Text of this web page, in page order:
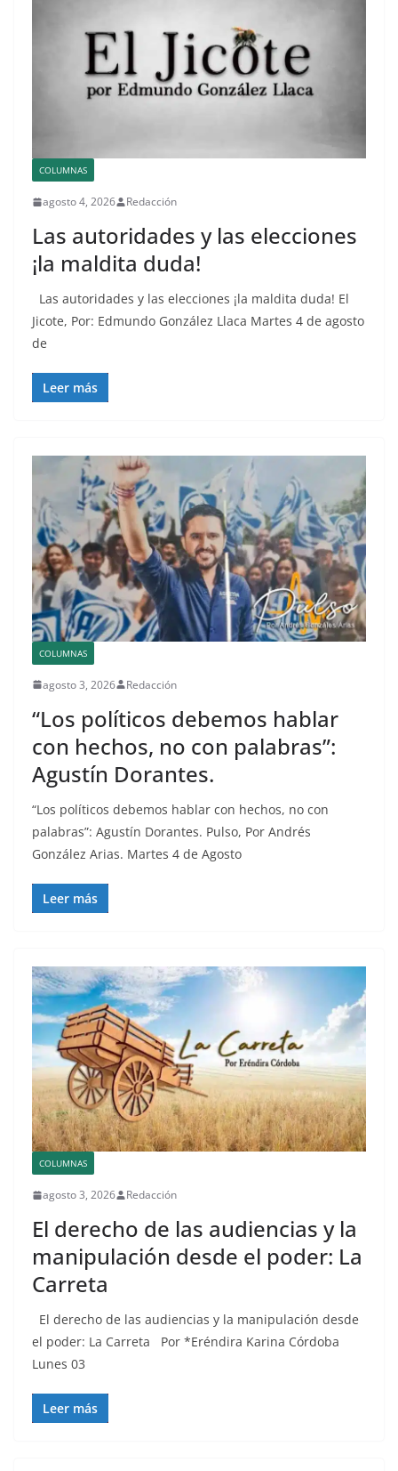
COLUMNAS
agosto 4, 2026 Redacción
Las autoridades y las elecciones
¡la maldita duda!
Las autoridades y las elecciones ¡la maldita duda! El
Jicote, Por: Edmundo González Llaca Martes 4 de agosto
de
Leer más
COLUMNAS
agosto 3, 2026 Redacción
“Los políticos debemos hablar
con hechos, no con palabras”:
Agustín Dorantes.
“Los políticos debemos hablar con hechos, no con
palabras”: Agustín Dorantes. Pulso, Por Andrés
González Arias. Martes 4 de Agosto
Leer más
COLUMNAS
agosto 3, 2026 Redacción
El derecho de las audiencias y la
manipulación desde el poder: La
Carreta
El derecho de las audiencias y la manipulación desde
el poder: La Carreta Por *Eréndira Karina Córdoba
Lunes 03
Leer más